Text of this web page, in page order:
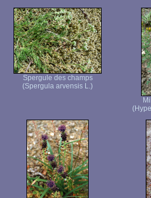
Spergule des champs
(Spergula arvensis L.)